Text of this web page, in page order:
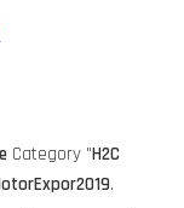
Category "H2C
.